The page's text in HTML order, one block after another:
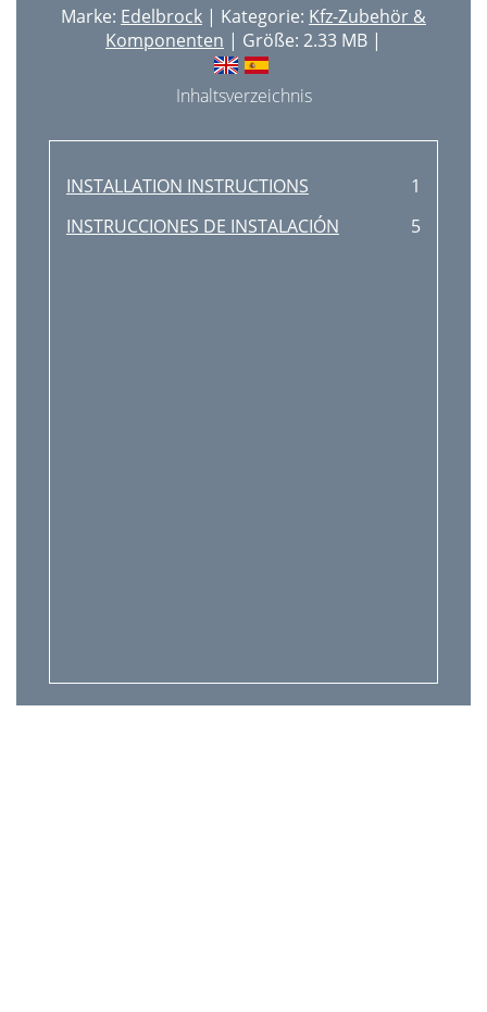
Marke: Edelbrock | Kategorie: Kfz-Zubehör &
Komponenten | Größe: 2.33 MB |
Inhaltsverzeichnis
INSTALLATION INSTRUCTIONS
1
INSTRUCCIONES DE INSTALACIÓN
5